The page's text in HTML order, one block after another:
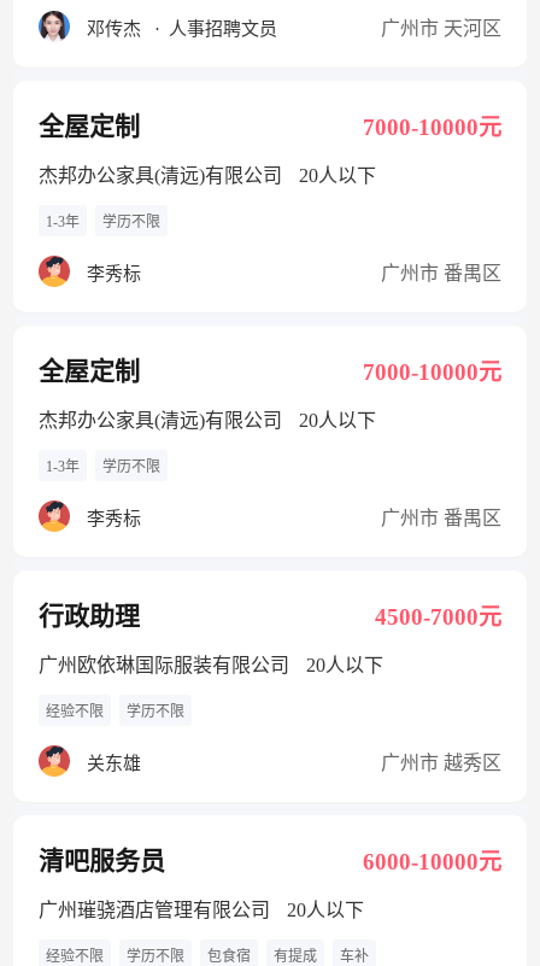
邓传杰 · 人事招聘文员 广州市 天河区
全屋定制 7000-10000元
杰邦办公家具(清远)有限公司 20人以下
1-3年 学历不限
李秀标 广州市 番禺区
全屋定制 7000-10000元
杰邦办公家具(清远)有限公司 20人以下
1-3年 学历不限
李秀标 广州市 番禺区
行政助理 4500-7000元
广州欧依琳国际服装有限公司 20人以下
经验不限 学历不限
关东雄 广州市 越秀区
清吧服务员 6000-10000元
广州璀骁酒店管理有限公司 20人以下
经验不限 学历不限 包食宿 有提成 车补